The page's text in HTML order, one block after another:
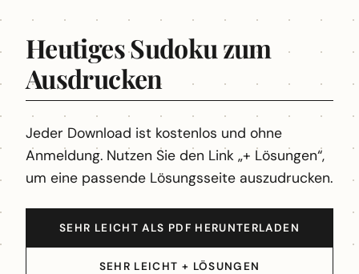
Heutiges Sudoku zum
Ausdrucken
Jeder Download ist kostenlos und ohne
Anmeldung. Nutzen Sie den Link „+ Lösungen“,
um eine passende Lösungsseite auszudrucken.
SEHR LEICHT ALS PDF HERUNTERLADEN
SEHR LEICHT + LÖSUNGEN